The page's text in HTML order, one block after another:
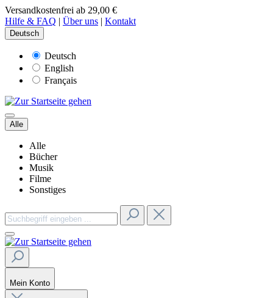
Versandkostenfrei ab 29,00 €
Hilfe & FAQ | Über uns | Kontakt
Deutsch
Deutsch
English
Français
Alle
Alle
Bücher
Musik
Filme
Sonstiges
Mein Konto